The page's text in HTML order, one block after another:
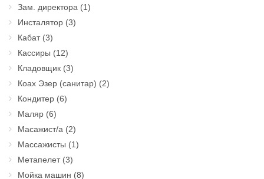
Зам. директора (1)
Инсталятор (3)
Кабат(3)
Кассиры (12)
Кладовщик (3)
Коах Эзер (санитар) (2)
Кондитер (6)
Маляр (6)
Масажист/а (2)
Массажисты (1)
Метапелет(3)
Мойка машин (8)